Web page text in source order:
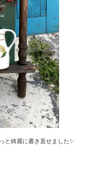
と綺麗に書き直せました✨